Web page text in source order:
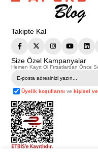
Takipte Kal
Size Özel Kampanyalar
Hemen Kayıt Ol Fırsatlardan Önce
Üyelik koşullarını vekişisel